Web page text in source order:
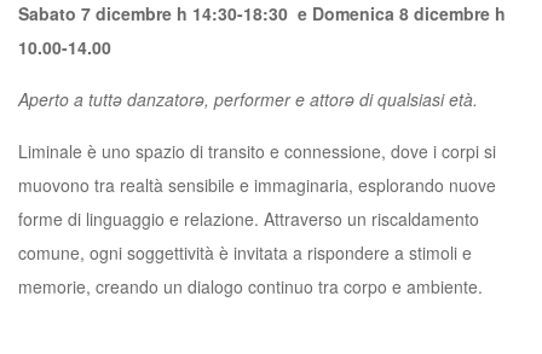
Sabato 7 dicembre h 14:30-18:30 e Domenica 8 dicembre h
10.00-14.00
Aperto a tuttə danzatorə, performer e attorə di qualsiasi età.
Liminale è uno spazio di transito e connessione, dove i corpi si
muovono tra realtà sensibile e immaginaria, esplorando nuove
forme di linguaggio e relazione. Attraverso un riscaldamento
comune, ogni soggettività è invitata a rispondere a stimoli e
memorie, creando un dialogo continuo tra corpo e ambiente.